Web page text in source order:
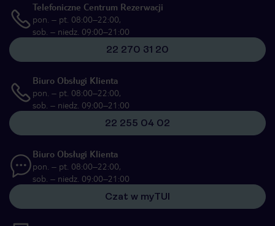
Telefoniczne Centrum Rezerwacji
pon. – pt. 08:00–22:00,
sob. – niedz. 09:00–21:00
22 270 31 20
Biuro Obsługi Klienta
pon. – pt. 08:00–22:00,
sob. – niedz. 09:00–21:00
22 255 04 02
Biuro Obsługi Klienta
pon. – pt. 08:00–22:00,
sob. – niedz. 09:00–21:00
Czat w myTUI